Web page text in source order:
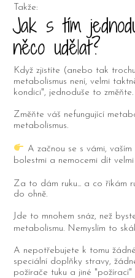
Takže:
Jak s tím
něco udělat?
Když zjistíte (anebo tak
metabolismus není, velmi
kondici", jednoduše to změňte.
Změňte váš nefungující
metabolismus.
A začnou se s vámi,
bolestmi a nemocemi dít
Za to dám ruku... a co říkám
do ohně.
Jde to mnohem snáz, než
metabolismu. Nemyslím to
A nepotřebujete k tomu
speciální doplňky stravy,
požírače tuku a jiné "požírací"